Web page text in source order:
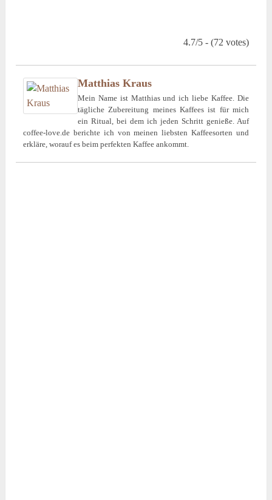
4.7/5 - (72 votes)
Matthias Kraus
Mein Name ist Matthias und ich liebe Kaffee. Die
tägliche Zubereitung meines Kaffees ist für mich
ein Ritual, bei dem ich jeden Schritt genieße. Auf
coffee-love.de berichte ich von meinen liebsten Kaffeesorten und
erkläre, worauf es beim perfekten Kaffee ankommt.